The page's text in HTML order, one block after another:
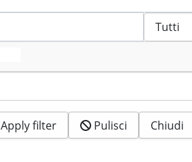
Apply filter Pulisci Chiudi